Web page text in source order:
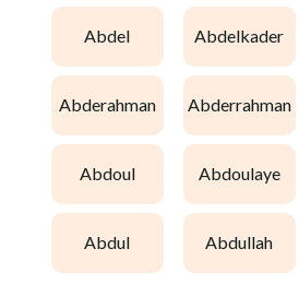
abdel abdelkader
abderahman abderrahman
abdoul abdoulaye
abdul abdullah